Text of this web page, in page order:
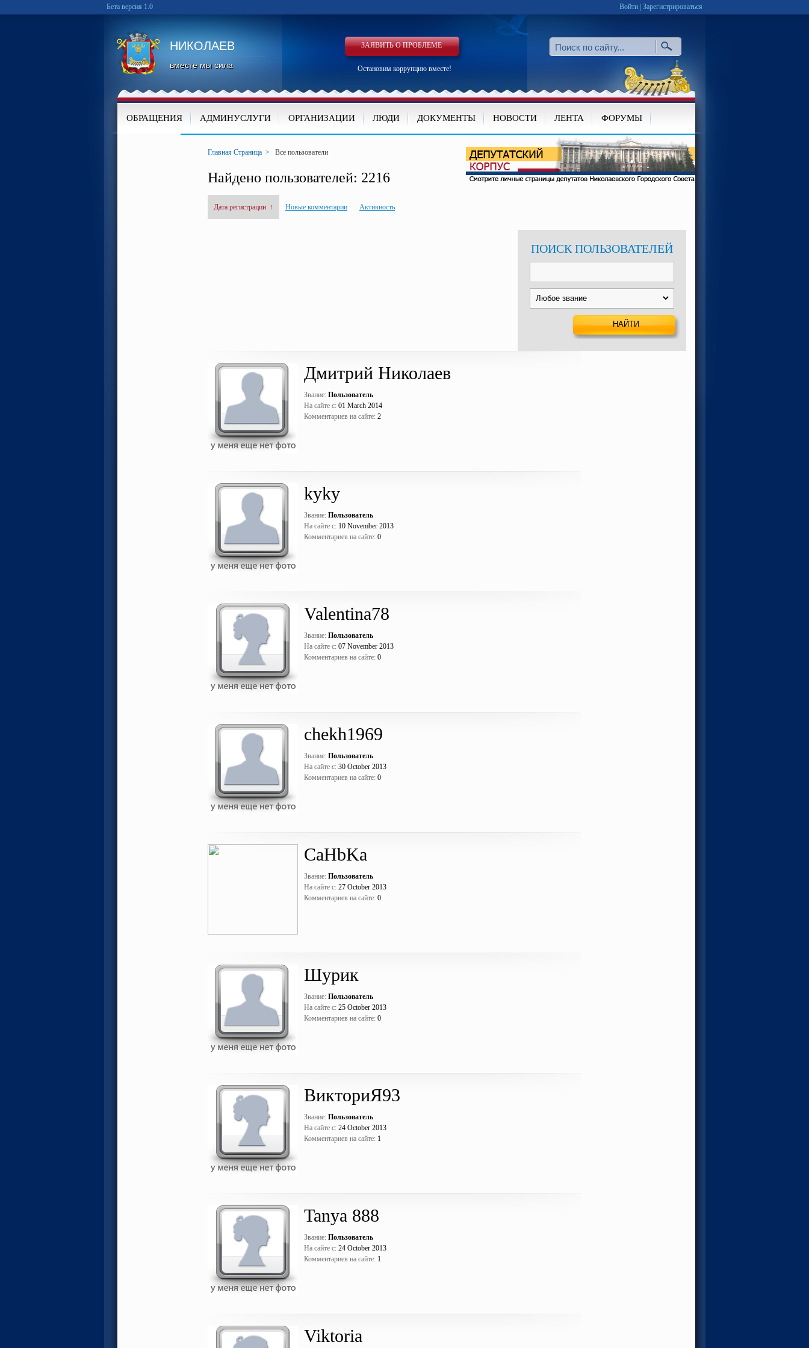
Войти Зарегистрироваться
Бета версия 1.0
НИКОЛАЕВ
вместе мы сила
ЗАЯВИТЬ О ПРОБЛЕМЕ
Остановим коррупцию вместе!
ОБРАЩЕНИЯ АДМИНУСЛУГИ ОРГАНИЗАЦИИ ЛЮДИ ДОКУМЕНТЫ НОВОСТИ ЛЕНТА ФОРУМЫ
Главная Страница > Все пользователи
Найдено пользователей: 2216
Дата регистрации ↑ Новые комментарии Активность
ПОИСК ПОЛЬЗОВАТЕЛЕЙ
Дмитрий Николаев
Звание: Пользователь
На сайте с: 01 March 2014
Комментариев на сайте: 2
kyky
Звание: Пользователь
На сайте с: 10 November 2013
Комментариев на сайте: 0
Valentina78
Звание: Пользователь
На сайте с: 07 November 2013
Комментариев на сайте: 0
chekh1969
Звание: Пользователь
На сайте с: 30 October 2013
Комментариев на сайте: 0
CaHbKa
Звание: Пользователь
На сайте с: 27 October 2013
Комментариев на сайте: 0
Шурик
Звание: Пользователь
На сайте с: 25 October 2013
Комментариев на сайте: 0
ВикториЯ93
Звание: Пользователь
На сайте с: 24 October 2013
Комментариев на сайте: 1
Tanya 888
Звание: Пользователь
На сайте с: 24 October 2013
Комментариев на сайте: 1
Viktoria